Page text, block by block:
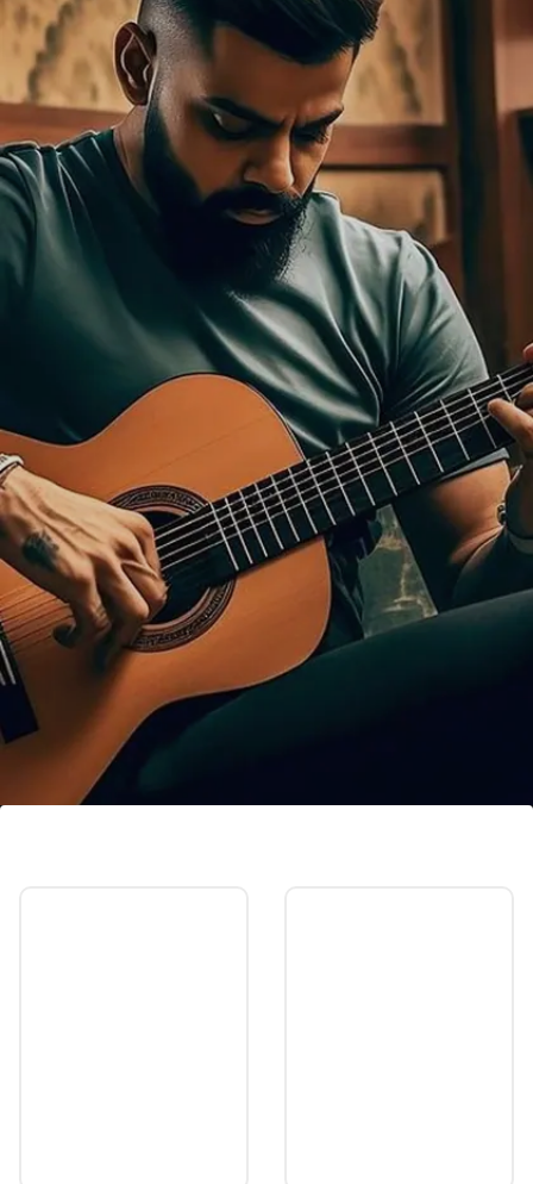
মনে করবেন সত্যি সত্যি হয়তো এমন বেশেই বিরাট
ফোটোশ্যুট করেছেন। আসলে এটা পুরোটাই এআই-এর
Image credits: instagram